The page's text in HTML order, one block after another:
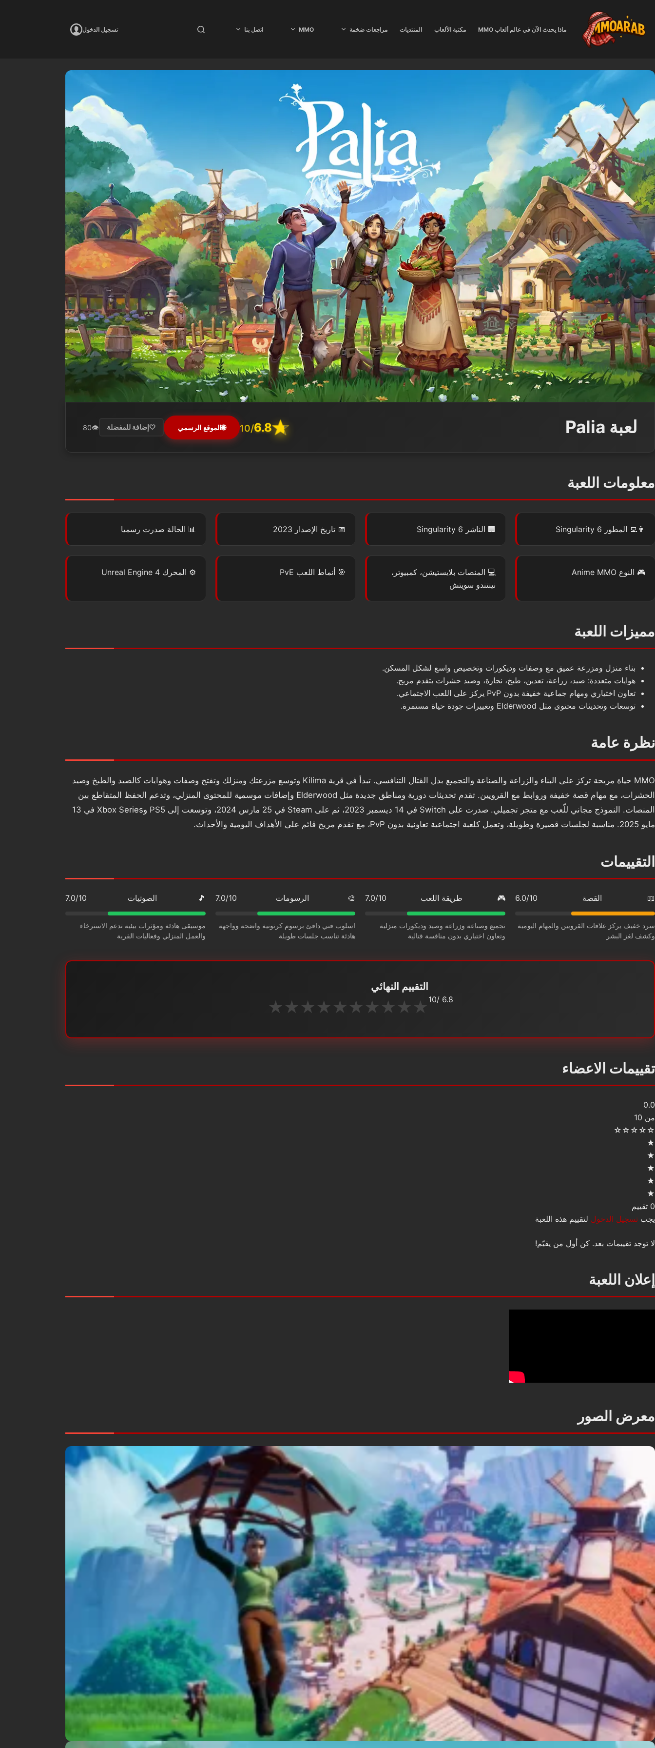
المحتوى
ماذا يحدث الآن في عالم ألعاب MMO مكتبة الألعاب المنتديات مراجعات ضخمة MMO اتصل بنا تسجيل الدخول
لعبة Palia 6.8
/10
🌐الموقع الرسمي 🤍 إضافة للمفضلة 👁️
80
معلومات اللعبة
👨‍💻 المطور Singularity 6
🏢 الناشر Singularity 6
📅 تاريخ الإصدار 2023
📊 الحالة صدرت رسميا
🎮 النوع Anime MMO
💻 المنصات بلايستيشن، كمبيوتر،
نينتندو سويتش
🎯 أنماط اللعب PvE
⚙️ المحرك Unreal Engine 4
مميزات اللعبة
بناء منزل ومزرعة عميق مع وصفات وديكورات وتخصيص واسع لشكل المسكن.
هوايات متعددة: صيد، زراعة، تعدين، طبخ، نجارة، وصيد حشرات بتقدم مريح.
تعاون اختياري ومهام جماعية خفيفة بدون PvP يركز على اللعب الاجتماعي.
توسعات وتحديثات محتوى مثل Elderwood وتغييرات جودة حياة مستمرة.
نظرة عامة
MMO حياة مريحة تركز على البناء والزراعة والصناعة والتجميع بدل القتال التنافسي. تبدأ في قرية Kilima وتوسع مزرعتك ومنزلك وتفتح وصفات وهوايات كالصيد والطبخ وصيد
الحشرات، مع مهام قصة خفيفة وروابط مع القرويين. تقدم تحديثات دورية ومناطق جديدة مثل Elderwood وإضافات موسمية للمحتوى المنزلي، وتدعم الحفظ المتقاطع بين
المنصات. النموذج مجاني للّعب مع متجر تجميلي. صدرت على Switch في 14 ديسمبر 2023، ثم على Steam في 25 مارس 2024، وتوسعت إلى PS5 وXbox Series في 13
مايو 2025. مناسبة لجلسات قصيرة وطويلة، وتعمل كلعبة اجتماعية تعاونية بدون PvP، مع تقدم مريح قائم على الأهداف اليومية والأحداث.
التقييمات
📖 القصة 6.0/10
سرد خفيف يركز علاقات القرويين والمهام اليومية
وكشف لغز البشر
🎮 طريقة اللعب 7.0/10
تجميع وصناعة وزراعة وصيد وديكورات منزلية
وتعاون اختياري بدون منافسة قتالية
🎨 الرسومات 7.0/10
اسلوب فني دافئ برسوم كرتونية واضحة وواجهة
هادئة تناسب جلسات طويلة
🎵 الصوتيات 7.0/10
موسيقى هادئة ومؤثرات بيئية تدعم الاسترخاء
والعمل المنزلي وفعاليات القرية
6.8
/10
التقييم النهائي
★
★
★
★
★
★
★
★
★
★
تقييمات الاعضاء
0.0
من 10
☆
☆
☆
☆
☆
★
★
★
★
★
0 تقييم
يجب تسجيل الدخول لتقييم هذه اللعبة
لا توجد تقييمات بعد. كن أول من يقيّم!
إعلان اللعبة
معرض الصور